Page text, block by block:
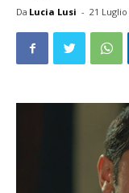
Da Lucia Lusi - 21 Luglio